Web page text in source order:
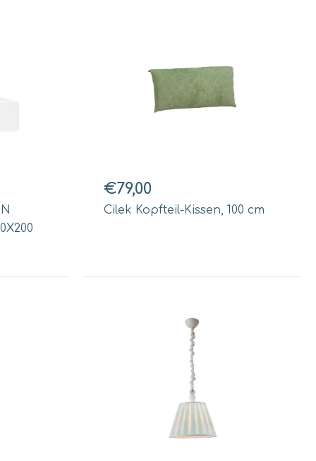
€79,00
Cilek Kopfteil-Kissen, 100 cm